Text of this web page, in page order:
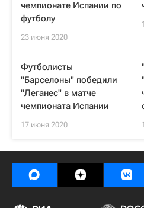
чемпионате Испании по
футболу
23 июня 2020
Футболисты
"Барселоны" победили
"Леганес" в матче
чемпионата Испании
17 июня 2020